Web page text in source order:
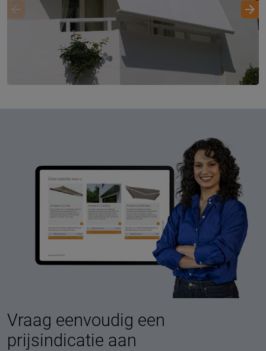
Vraag eenvoudig een
prijsindicatie aan